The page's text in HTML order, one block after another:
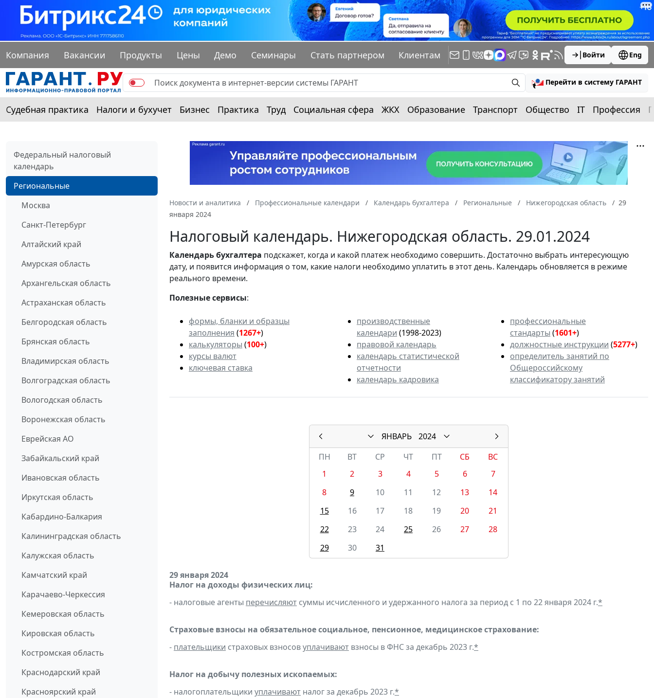
Компания Вакансии Продукты Цены Демо Семинары Стать партнером Клиентам Войти Eng
Перейти в систему ГАРАНТ
Судебная практика Налоги и бухучет Бизнес Практика Труд Социальная сфера ЖКХ Образование Транспорт Общество IT Профессия
Федеральный налоговый
календарь
Региональные
Москва
Санкт-Петербург
Алтайский край
Амурская область
Архангельская область
Астраханская область
Белгородская область
Брянская область
Владимирская область
Волгоградская область
Вологодская область
Воронежская область
Еврейская АО
Забайкальский край
Ивановская область
Иркутская область
Кабардино-Балкария
Калининградская область
Калужская область
Камчатский край
Карачаево-Черкессия
Кемеровская область
Кировская область
Костромская область
Краснодарский край
Красноярский край
Новости и аналитика Профессиональные календари Календарь бухгалтера Региональные Нижегородская область
29
января 2024
Налоговый календарь. Нижегородская область. 29.01.2024
Календарьбухгалтера подскажет, когда и какой платеж необходимо совершить. Достаточно выбрать интересующую
дату, и появится информация о том, какие налоги необходимо уплатить в этот день. Календарь обновляется в режиме
реального времени.
Полезные сервисы:
формы, бланки и образцы
заполнения (1267+)
калькуляторы (100+)
курсы валют
ключевая ставка
производственные
календари (1998-2023)
правовой календарь
календарь статистической
отчетности
календарь кадровика
профессиональные
стандарты (1601+)
должностные инструкции (5277+)
определитель занятий по
Общероссийскому
классификатору занятий
ЯНВАРЬ
2024
ПН
ВТ СР ЧТ ПТ СБ
ВС
1
2 3 4 5 6
7
8
9 10 11 12 13
14
15
16 17 18 19 20
21
22
23 24 25 26 27
28
29
30 31
29 января 2024
Налог на доходы физических лиц:
- налоговые агенты перечисляют суммы исчисленного и удержанного налога за период с 1 по 22 января 2024 г.*
Страховые взносы на обязательное социальное, пенсионное, медицинское страхование:
- плательщики страховых взносовуплачивают взносы в ФНС за декабрь 2023 г.*
Налог на добычу полезных ископаемых:
- налогоплательщики уплачивают налог за декабрь 2023 г.*